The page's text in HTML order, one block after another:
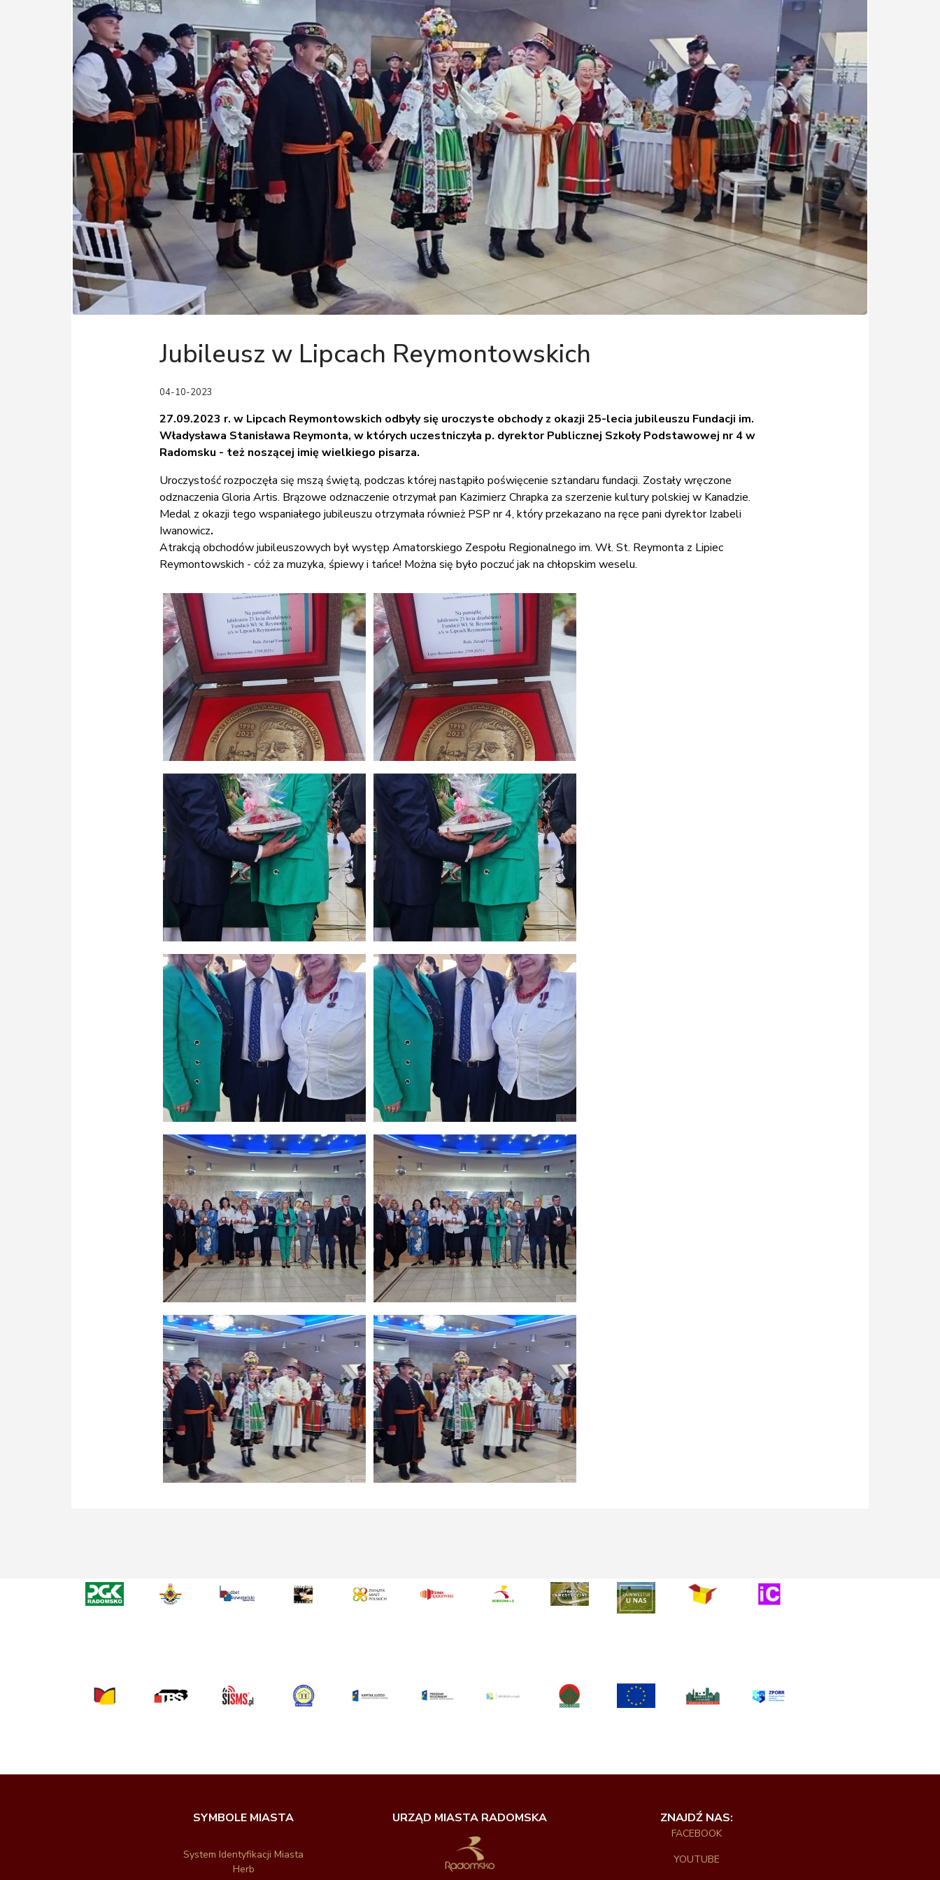
Jubileusz w Lipcach Reymontowskich
04-10-2023
27.09.2023 r. w Lipcach Reymontowskich odbyły się uroczyste obchody z okazji 25-lecia jubileuszu Fundacji im.
Władysława Stanisława Reymonta, w których uczestniczyła p. dyrektor Publicznej Szkoły Podstawowej nr 4 w
Radomsku - też noszącej imię wielkiego pisarza.
Uroczystość rozpoczęła się mszą świętą, podczas której nastąpiło poświęcenie sztandaru fundacji. Zostały wręczone
odznaczenia Gloria Artis. Brązowe odznaczenie otrzymał pan Kazimierz Chrapka za szerzenie kultury polskiej w Kanadzie.
Medal z okazji tego wspaniałego jubileuszu otrzymała również PSP nr 4, który przekazano na ręce pani dyrektor Izabeli
Iwanowicz.
Atrakcją obchodów jubileuszowych był występ Amatorskiego Zespołu Regionalnego im. Wł. St. Reymonta z Lipiec
Reymontowskich - cóż za muzyka, śpiewy i tańce! Można się było poczuć jak na chłopskim weselu.
SYMBOLE MIASTA
System Identyfikacji Miasta
Herb
URZĄD MIASTA RADOMSKA ZNAJDŹ NAS:
FACEBOOK
YOUTUBE